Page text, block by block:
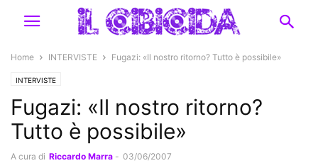
Home INTERVISTE Fugazi: «Il nostro ritorno? Tutto è possibile»
INTERVISTE
Fugazi: «Il nostro ritorno?
Tutto è possibile»
A cura di Riccardo Marra - 03/06/2007